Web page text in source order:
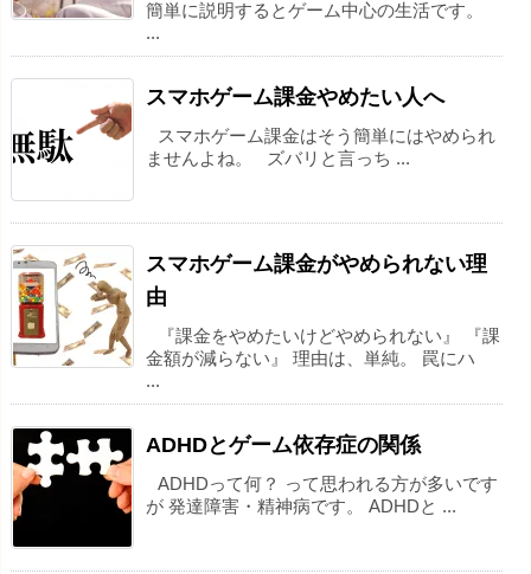
簡単に説明するとゲーム中心の生活です。
...
スマホゲーム課金やめたい人へ
スマホゲーム課金はそう簡単にはやめられ
ませんよね。 ズバリと言っち ...
スマホゲーム課金がやめられない理
由
『課金をやめたいけどやめられない』 『課
金額が減らない』 理由は、単純。 罠にハ
...
ADHDとゲーム依存症の関係
ADHDって何？ って思われる方が多いです
が 発達障害・精神病です。 ADHDと ...